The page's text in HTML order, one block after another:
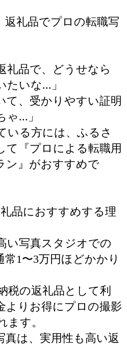
返礼品でプロの転職写
礼品で、どうせなら
いな...」
て、受かりやすい証明
...」
いる方には、ふるさ
て『プロによる転職用
ン』がおすすめで
品におすすめする理
い写真スタジオでの
1〜3万円ほどかかり
税の返礼品として利
よりお得にプロの撮影
ます。
真は、実用性も高い返